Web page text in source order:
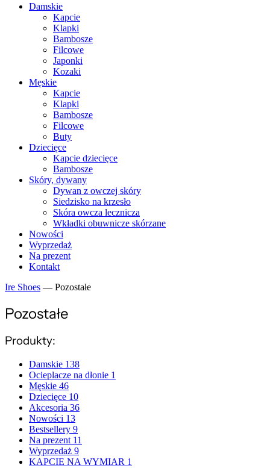
Damskie
Kapcie
Klapki
Bambosze
Filcowe
Japonki
Kozaki
Męskie
Kapcie
Klapki
Bambosze
Filcowe
Buty
Dziecięce
Kapcie dziecięce
Bambosze
Skóry, dywany
Dywan z owczej skóry
Siedzisko na krzesło
Skóra owcza lecznicza
Wkładki obuwnicze skórzane
Nowości
Wyprzedaż
Na prezent
Kontakt
Ire Shoes — Pozostałe
Pozostałe
Produkty:
Damskie 138
Ocieplacze na dłonie 1
Męskie 46
Dziecięce 10
Akcesoria 36
Nowości 13
Bestsellery 9
Na prezent 11
Wyprzedaż 9
KAPCIE NA WYMIAR 1